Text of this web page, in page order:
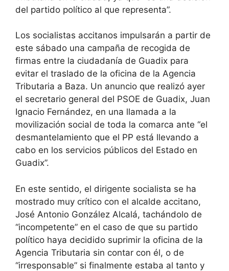
del partido político al que representa”.
Los socialistas accitanos impulsarán a partir de
este sábado una campaña de recogida de
firmas entre la ciudadanía de Guadix para
evitar el traslado de la oficina de la Agencia
Tributaria a Baza. Un anuncio que realizó ayer
el secretario general del PSOE de Guadix, Juan
Ignacio Fernández, en una llamada a la
movilización social de toda la comarca ante “el
desmantelamiento que el PP está llevando a
cabo en los servicios públicos del Estado en
Guadix”.
En este sentido, el dirigente socialista se ha
mostrado muy crítico con el alcalde accitano,
José Antonio González Alcalá, tachándolo de
“incompetente” en el caso de que su partido
político haya decidido suprimir la oficina de la
Agencia Tributaria sin contar con él, o de
“irresponsable” si finalmente estaba al tanto y